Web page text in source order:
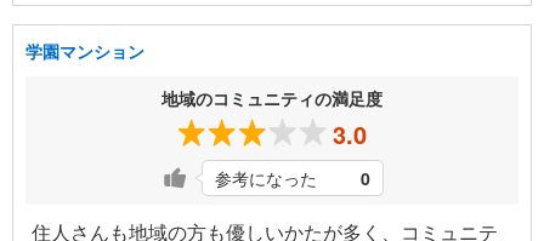
学園マンション
地域のコミュニティの満足度
3.0
参考になった 0
住人さんも地域の方も優しいかたが多く、コミュニテ